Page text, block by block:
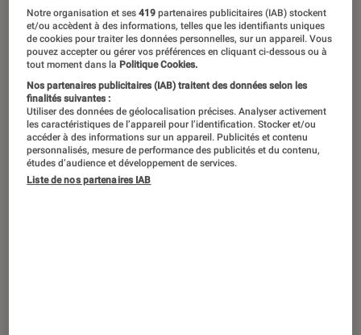
Paris est devenue le terrain de jeu
préféré des séries à gros budget. Elles
en livrent une version ultraglamour,
bien loin du quotidien des vrais
Parisiens.
Introduction
Lors de la cinquième saison d’Emily in Paris
notre naïve héroïne change de ville pour
Notre organisation et ses419 partenaires publicitaires (IAB) stockent
et/ou accèdent à des informations, telles que les identifiants uniques
de cookies pour traiter les données personnelles, sur un appareil. Vous
pouvez accepter ou gérer vos préférences en cliquant ci-dessous ou à
tout moment dans la Politique Cookies.
Nos partenaires publicitaires (IAB) traitent des données selon les
finalités suivantes :
Utiliser des données de géolocalisation précises. Analyser activement
les caractéristiques de l’appareil pour l’identification. Stocker et/ou
accéder à des informations sur un appareil. Publicités et contenu
personnalisés, mesure de performance des publicités et du contenu,
études d’audience et développement de services.
Liste de nos partenaires IAB